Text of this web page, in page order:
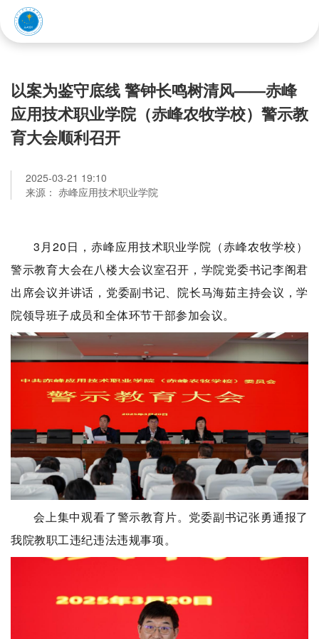
以案为鉴守底线 警钟长鸣树清风——赤峰
应用技术职业学院（赤峰农牧学校）警示教
育大会顺利召开
2025-03-21 19:10
来源： 赤峰应用技术职业学院
3月20日，赤峰应用技术职业学院（赤峰农牧学校）
警示教育大会在八楼大会议室召开，学院党委书记李阁君
出席会议并讲话，党委副书记、院长马海茹主持会议，学
院领导班子成员和全体环节干部参加会议。
会上集中观看了警示教育片。党委副书记张勇通报了
我院教职工违纪违法违规事项。